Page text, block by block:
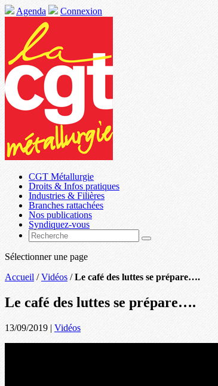
Agenda Connexion
CGT Métallurgie
Droits & Infos pratiques
Industries & Filières
Branches rattachées
Nos publications
Syndiquez-vous
Sélectionner une page
Accueil /Vidéos /Le café des luttes se prépare….
Le café des luttes se prépare….
13/09/2019 | Vidéos